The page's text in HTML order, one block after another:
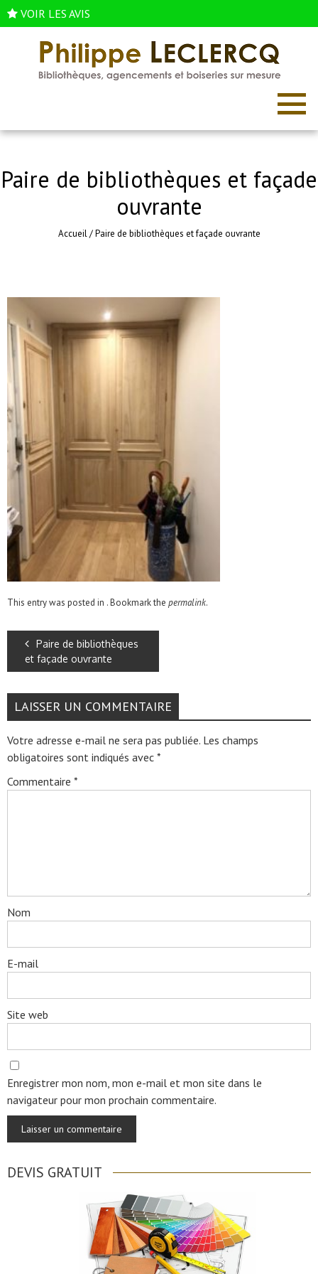
VOIR LES AVIS
Paire de bibliothèques et façade
ouvrante
Accueil/Paire de bibliothèques et façade ouvrante
This entry was posted in . Bookmark the permalink.
Paire de bibliothèques
et façade ouvrante
LAISSER UN COMMENTAIRE
Votre adresse e-mail ne sera pas publiée. Les champs
obligatoires sont indiqués avec *
Commentaire *
Nom
E-mail
Site web
Enregistrer mon nom, mon e-mail et mon site dans le
navigateur pour mon prochain commentaire.
DEVIS GRATUIT